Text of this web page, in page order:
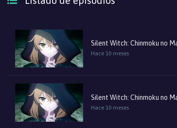
Silent Witch: Chinmoku no
Hace 10 meses
Silent Witch: Chinmoku no
Hace 10 meses